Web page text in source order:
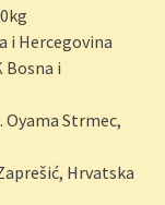
i Hercegovina
Bosna i
Oyama Strmec,
Hrvatska